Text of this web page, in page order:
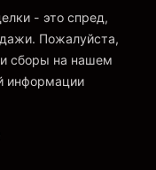
- это спред,
Пожалуйста,
сборы на нашем
информации